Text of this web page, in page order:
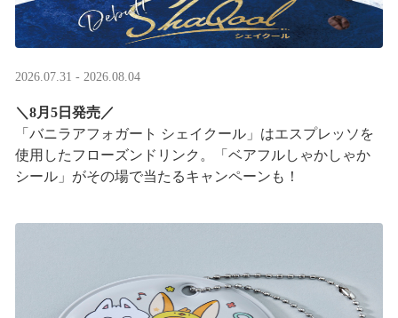
2026.07.31 - 2026.08.04
＼8月5日発売／
「バニラアフォガート シェイクール」はエスプレッソを
使用したフローズンドリンク。「ベアフルしゃかしゃか
シール」がその場で当たるキャンペーンも！